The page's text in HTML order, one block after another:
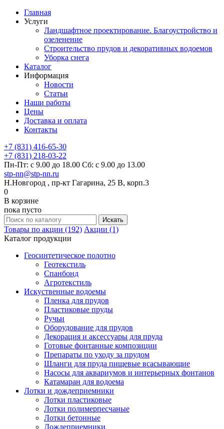
Главная
Услуги
Ландшафтное проектирование. Благоустройство и
озеленение
Строительство прудов и декоративных водоемов
Уборка снега
Каталог
Информация
Новости
Статьи
Наши работы
Цены
Доставка и оплата
Контакты
+7 (831) 416-65-30
+7 (831) 218-03-22
Пн-Пт: с 9.00 до 18.00 Сб: с 9.00 до 13.00
stp-nn@stp-nn.ru
Н.Новгород , пр-кт Гагарина, 25 В, корп.3
0
В корзине
пока пусто
Товары по акции (192) Акции (1)
Каталог продукции
Геосинтетическое полотно
Геотекстиль
Спанбонд
Агротекстиль
Искуственные водоемы
Пленка для прудов
Пластиковые пруды
Ручьи
Оборудование для прудов
Декорация и аксессуары для пруда
Готовые фонтанные композиции
Препараты по уходу за прудом
Шланги для пруда пищевые всасывающие
Насосы для аквариумов и интерьерных фонтанов
Катамаран для водоема
Лотки и дождеприемники
Лотки пластиковые
Лотки полимерпесчаные
Лотки бетонные
Дождеприемники